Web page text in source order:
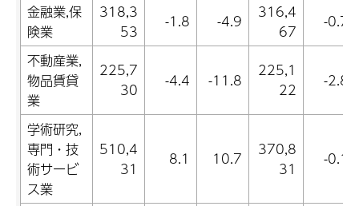
金融業,保
険業
318,3
53
-1.8 -4.9
316,4
67
-0.7
不動産業,
物品賃貸
業
225,7
30
-4.4 -11.8
225,1
22
-2.8
学術研究,
専門・技
術サービ
ス業
510,4
31
8.1 10.7
370,8
31
-0.1